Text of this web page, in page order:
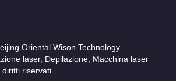
Oriental Wison Technology
laser, Depilazione, Macchina laser
riservati.